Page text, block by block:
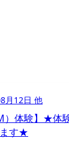
月12日 他
）体験】★体
す★